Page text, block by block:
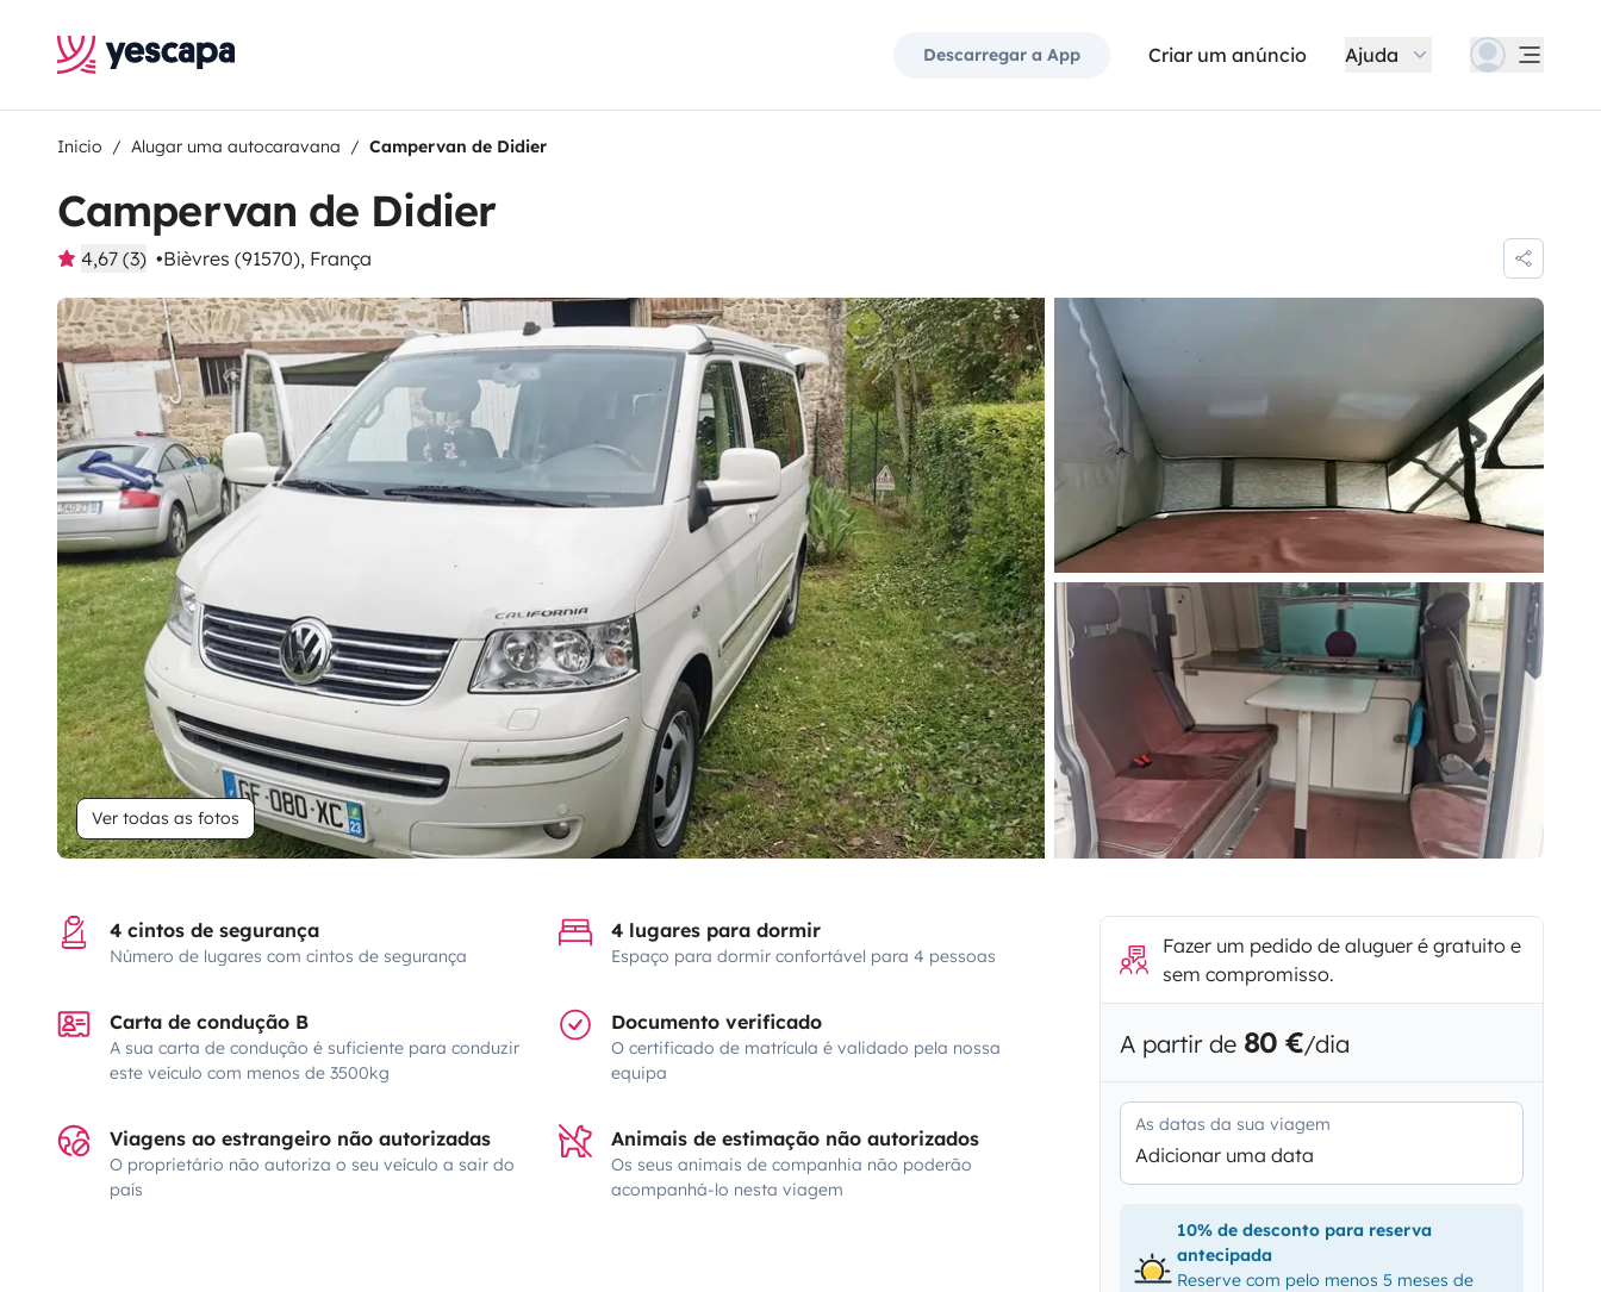
Descarregar a App Criar um anúncio Ajuda
Inicio Alugar uma autocaravana Campervan de Didier
Campervan de Didier
4,67 (3) Bièvres (91570), França
Ver todas as fotos
4 cintos de segurança
Número de lugares com cintos de segurança
4 lugares para dormir
Espaço para dormir confortável para 4 pessoas
Carta de condução B
A sua carta de condução é suficiente para conduzir
este veículo com menos de 3500kg
Documento verificado
O certificado de matrícula é validado pela nossa
equipa
Viagens ao estrangeiro não autorizadas
O proprietário não autoriza o seu veículo a sair do
país
Animais de estimação não autorizados
Os seus animais de companhia não poderão
acompanhá-lo nesta viagem
Fazer um pedido de aluguer é gratuito e
sem compromisso.
A partir de 80 €/dia
As datas da sua viagem
Adicionar uma data
10% de desconto para reserva
antecipada
Reserve com pelo menos 5 meses de